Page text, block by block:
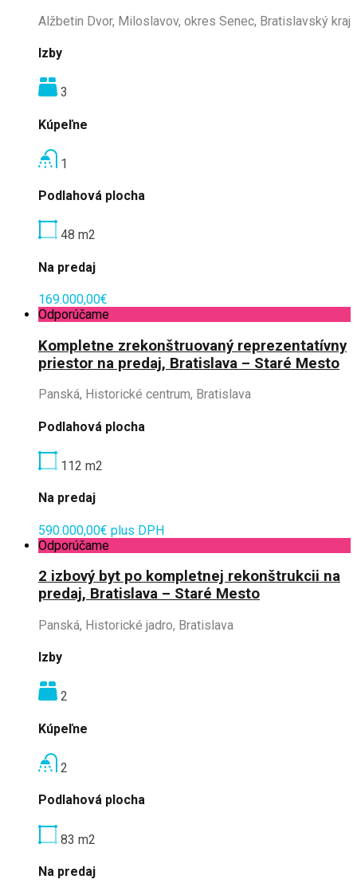
Alžbetin Dvor, Miloslavov, okres Senec, Bratislavský kraj
Izby
3
Kúpeľne
1
Podlahová plocha
48 m2
Na predaj
169.000,00€
Odporúčame
Kompletne zrekonštruovaný reprezentatívny
priestor na predaj, Bratislava – Staré Mesto
Panská, Historické centrum, Bratislava
Podlahová plocha
112 m2
Na predaj
590.000,00€ plus DPH
Odporúčame
2 izbový byt po kompletnej rekonštrukcii na
predaj, Bratislava – Staré Mesto
Panská, Historické jadro, Bratislava
Izby
2
Kúpeľne
2
Podlahová plocha
83 m2
Na predaj